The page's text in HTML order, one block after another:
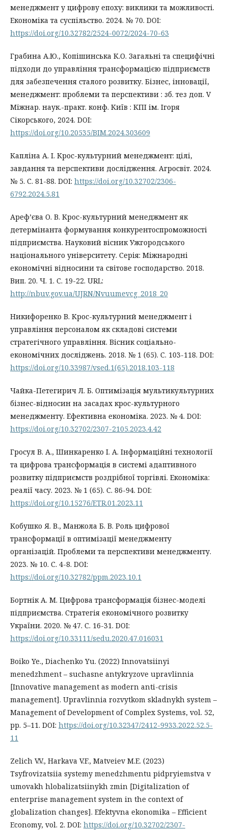
менеджмент у цифрову епоху: виклики та можливості.
Економіка та суспільство. 2024. № 70. DOI:
https://doi.org/10.32782/2524-0072/2024-70-63
Грабина А.Ю., Копішинська К.О. Загальні та специфічні
підходи до управління трансформацією підприємств
для забезпечення сталого розвитку. Бізнес, інновації,
менеджмент: проблеми та перспективи : зб. тез доп. V
Міжнар. наук.-практ. конф. Київ : КПІ ім. Ігоря
Сікорського, 2024. DOI:
https://doi.org/10.20535/BIM.2024.303609
Капліна А. І. Крос-культурний менеджмент: цілі,
завдання та перспективи дослідження. Агросвіт. 2024.
№ 5. С. 81-88. DOI: https://doi.org/10.32702/2306-
6792.2024.5.81
Ареф’єва О. В. Крос-культурний менеджмент як
детермінанта формування конкурентоспроможності
підприємства. Науковий вісник Ужгородського
національного університету. Серія: Міжнародні
економічні відносини та світове господарство. 2018.
Вип. 20. Ч. 1. С. 19-22. URL:
http://nbuv.gov.ua/UJRN/Nvuumevcg_2018_20
Никифоренко В. Крос-культурний менеджмент і
управління персоналом як складові системи
стратегічного управління. Вісник соціально-
економічних досліджень. 2018. № 1 (65). С. 103-118. DOI:
https://doi.org/10.33987/vsed.1(65).2018.103-118
Чайка-Петегирич Л. Б. Оптимізація мультикультурних
бізнес-відносин на засадах крос-культурного
менеджменту. Ефективна економіка. 2023. № 4. DOI:
https://doi.org/10.32702/2307-2105.2023.4.42
Гросул В. А., Шинкаренко І. А. Інформаційні технології
та цифрова трансформація в системі адаптивного
розвитку підприємств роздрібної торгівлі. Економіка:
реалії часу. 2023. № 1 (65). С. 86-94. DOI:
https://doi.org/10.15276/ETR.01.2023.11
Кобушко Я. В., Манжола Б. В. Роль цифрової
трансформації в оптимізації менеджменту
організацій. Проблеми та перспективи менеджменту.
2023. № 10. С. 4-8. DOI:
https://doi.org/10.32782/ppm.2023.10.1
Бортнік А. М. Цифрова трансформація бізнес-моделі
підприємства. Стратегія економічного розвитку
України. 2020. № 47. С. 16-31. DOI:
https://doi.org/10.33111/sedu.2020.47.016031
Boiko Ye., Diachenko Yu. (2022) Innovatsiinyi
menedzhment – suchasne antykryzove upravlinnia
[Innovative management as modern anti-crisis
management]. Upravlinnia rozvytkom skladnykh system –
Management of Development of Complex Systems, vol. 52,
pp. 5–11. DOI: https://doi.org/10.32347/2412-9933.2022.52.5-
11
Zelich V.V., Harkava V.F., Matveiev M.E. (2023)
Tsyfrovizatsiia systemy menedzhmentu pidpryiemstva v
umovakh hlobalizatsiinykh zmin [Digitalization of
enterprise management system in the context of
globalization changes]. Efektyvna ekonomika – Efficient
Economy, vol. 2. DOI: https://doi.org/10.32702/2307-